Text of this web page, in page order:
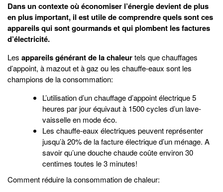
Dans un contexte où économiser l’énergie devient de plus
en plus important, il est utile de comprendre quels sont ces
appareils qui sont gourmands et qui plombent les factures
d’électricité.
Les appareils générant de la chaleurtels que chauffages
d’appoint, à mazout et à gaz ou les chauffe-eaux sont les
champions de la consommation:
L’utilisation d’un chauffage d’appoint électrique 5
heures par jour équivaut à 1500 cycles d’un lave-
vaisselle en mode éco.
Les chauffe-eaux électriques peuvent représenter
jusqu’à 20% de la facture électrique d’un ménage. A
savoir qu’une douche chaude coûte environ 30
centimes toutes le 3 minutes!
Comment réduire la consommation de chaleur: